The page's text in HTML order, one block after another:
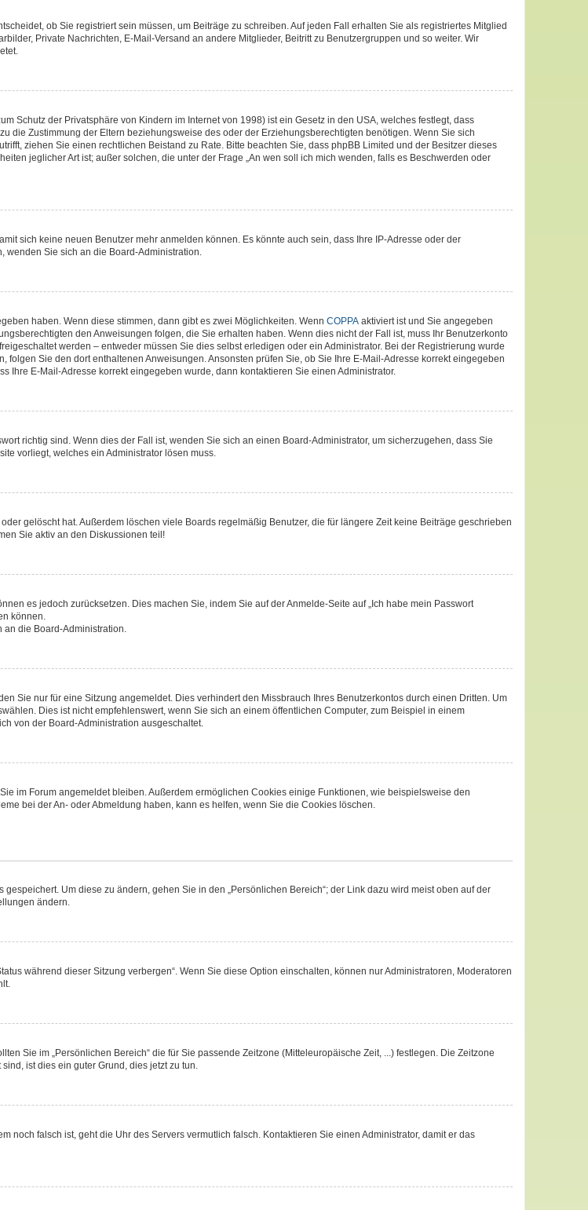
ob Sie registriert sein müssen, um Beiträge zu schreiben. Auf jeden Fall erhalten Sie als registriertes Mitglied
Private Nachrichten, E-Mail-Versand an andere Mitglieder, Beitritt zu Benutzergruppen und so weiter. Wir
Schutz der Privatsphäre von Kindern im Internet von 1998) ist ein Gesetz in den USA, welches festlegt, dass
die Zustimmung der Eltern beziehungsweise des oder der Erziehungsberechtigten benötigen. Wenn Sie sich
ziehen Sie einen rechtlichen Beistand zu Rate. Bitte beachten Sie, dass phpBB Limited und der Besitzer dieses
jeglicher Art ist; außer solchen, die unter der Frage „An wen soll ich mich wenden, falls es Beschwerden oder
sich keine neuen Benutzer mehr anmelden können. Es könnte auch sein, dass Ihre IP-Adresse oder der
wenden Sie sich an die Board-Administration.
haben. Wenn diese stimmen, dann gibt es zwei Möglichkeiten. Wenn COPPA aktiviert ist und Sie angegeben
den Anweisungen folgen, die Sie erhalten haben. Wenn dies nicht der Fall ist, muss Ihr Benutzerkonto
werden – entweder müssen Sie dies selbst erledigen oder ein Administrator. Bei der Registrierung wurde
folgen Sie den dort enthaltenen Anweisungen. Ansonsten prüfen Sie, ob Sie Ihre E-Mail-Adresse korrekt eingegeben
Ihre E-Mail-Adresse korrekt eingegeben wurde, dann kontaktieren Sie einen Administrator.
richtig sind. Wenn dies der Fall ist, wenden Sie sich an einen Board-Administrator, um sicherzugehen, dass Sie
vorliegt, welches ein Administrator lösen muss.
gelöscht hat. Außerdem löschen viele Boards regelmäßig Benutzer, die für längere Zeit keine Beiträge geschrieben
Sie aktiv an den Diskussionen teil!
es jedoch zurücksetzen. Dies machen Sie, indem Sie auf der Anmelde-Seite auf „Ich habe mein Passwort
können.
an die Board-Administration.
Sie nur für eine Sitzung angemeldet. Dies verhindert den Missbrauch Ihres Benutzerkontos durch einen Dritten. Um
Dies ist nicht empfehlenswert, wenn Sie sich an einem öffentlichen Computer, zum Beispiel in einem
von der Board-Administration ausgeschaltet.
im Forum angemeldet bleiben. Außerdem ermöglichen Cookies einige Funktionen, wie beispielsweise den
bei der An- oder Abmeldung haben, kann es helfen, wenn Sie die Cookies löschen.
Um diese zu ändern, gehen Sie in den „Persönlichen Bereich“; der Link dazu wird meist oben auf der
ändern.
während dieser Sitzung verbergen“. Wenn Sie diese Option einschalten, können nur Administratoren, Moderatoren
Sie im „Persönlichen Bereich“ die für Sie passende Zeitzone (Mitteleuropäische Zeit, ...) festlegen. Die Zeitzone
ist dies ein guter Grund, dies jetzt zu tun.
noch falsch ist, geht die Uhr des Servers vermutlich falsch. Kontaktieren Sie einen Administrator, damit er das